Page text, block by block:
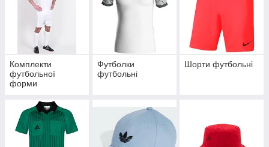
Комплекти
футбольної
форми
Футболки
футбольні
Шорти футбольні